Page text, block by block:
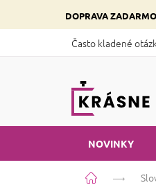
obsah
DOPRAVA
Často kladené
NOVINKY
Domov